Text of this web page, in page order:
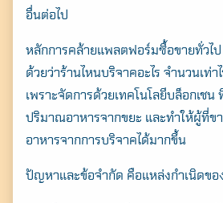
อื่นต่อไป
หลักการคล้ายแพลตฟอร์มซื้อขายทั่วไ
ด้วยว่าร้านไหนบริจาคอะไร จำนวนเท่าไ
เพราะจัดการด้วยเทคโนโลยีบล็อกเช
ปริมาณอาหารจากขยะ และทำให้ผู้ที่ข
อาหารจากการบริจาคได้มากขึ้น
ปัญหาและข้อจำกัด คือแหล่งกำเนิดขอ